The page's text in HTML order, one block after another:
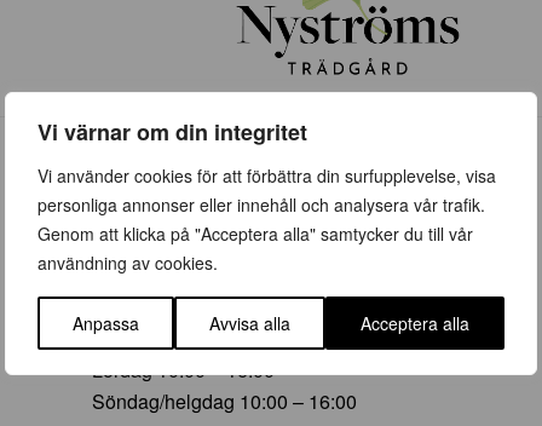
Vi värnar om din integritet
Vi använder cookies för att förbättra din surfupplevelse, visa
personliga annonser eller innehåll och analysera vår trafik.
Genom att klicka på "Acceptera alla" samtycker du till vår
användning av cookies.
Anpassa Avvisa alla Acceptera alla
ÖPPETTIDER
Vår (23 mars – 28 juni)
Vardagar 09:00 – 19:00
Lördag 10:00 – 16:00
Söndag/helgdag 10:00 – 16:00